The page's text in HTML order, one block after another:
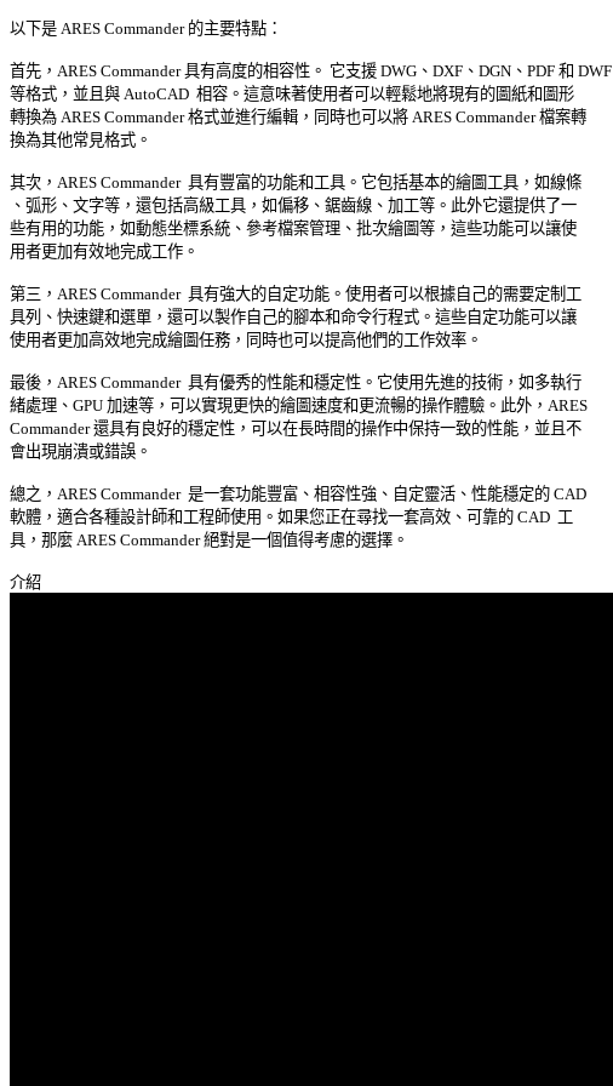
以下是 ARES Commander 的主要特點：
首先，ARES Commander 具有高度的相容性。 它支援 DWG、DXF、DGN、PDF 和 DWF
等格式，並且與 AutoCAD  相容。這意味著使用者可以輕鬆地將現有的圖紙和圖形
轉換為 ARES Commander 格式並進行編輯，同時也可以將 ARES Commander 檔案轉
換為其他常見格式。
其次，ARES Commander  具有豐富的功能和工具。它包括基本的繪圖工具，如線條
、弧形、文字等，還包括高級工具，如偏移、鋸齒線、加工等。此外它還提供了一
些有用的功能，如動態坐標系統、參考檔案管理、批次繪圖等，這些功能可以讓使
用者更加有效地完成工作。
第三，ARES Commander  具有強大的自定功能。使用者可以根據自己的需要定制工
具列、快速鍵和選單，還可以製作自己的腳本和命令行程式。這些自定功能可以讓
使用者更加高效地完成繪圖任務，同時也可以提高他們的工作效率。
最後，ARES Commander  具有優秀的性能和穩定性。它使用先進的技術，如多執行
緒處理、GPU 加速等，可以實現更快的繪圖速度和更流暢的操作體驗。此外，ARES
Commander 還具有良好的穩定性，可以在長時間的操作中保持一致的性能，並且不
會出現崩潰或錯誤。
總之，ARES Commander  是一套功能豐富、相容性強、自定靈活、性能穩定的 CAD
軟體，適合各種設計師和工程師使用。如果您正在尋找一套高效、可靠的 CAD  工
具，那麼 ARES Commander 絕對是一個值得考慮的選擇。